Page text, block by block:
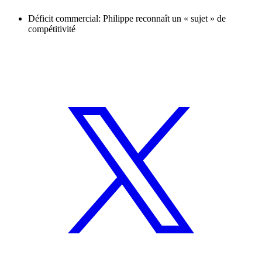
Déficit commercial: Philippe reconnaît un « sujet » de
compétitivité